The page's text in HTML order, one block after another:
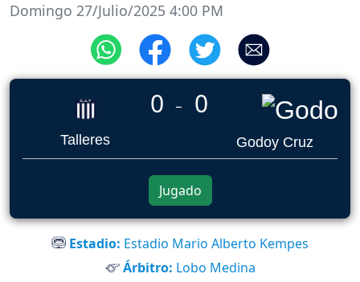
Domingo 27/Julio/2025 4:00 PM
Talleres
0 _ 0
Godoy Cruz
Jugado
Estadio: Estadio Mario Alberto Kempes
Árbitro: Lobo Medina